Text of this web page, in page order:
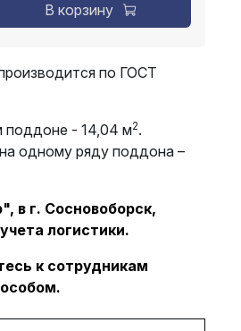
В корзину
по ГОСТ
поддоне - 14,04 м2.
одному ряду поддона –
в г. Сосновоборск,
логистики.
к сотрудникам